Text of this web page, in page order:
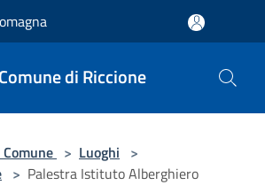
Comune di Riccione
> Luoghi >
> Palestra Istituto Alberghiero